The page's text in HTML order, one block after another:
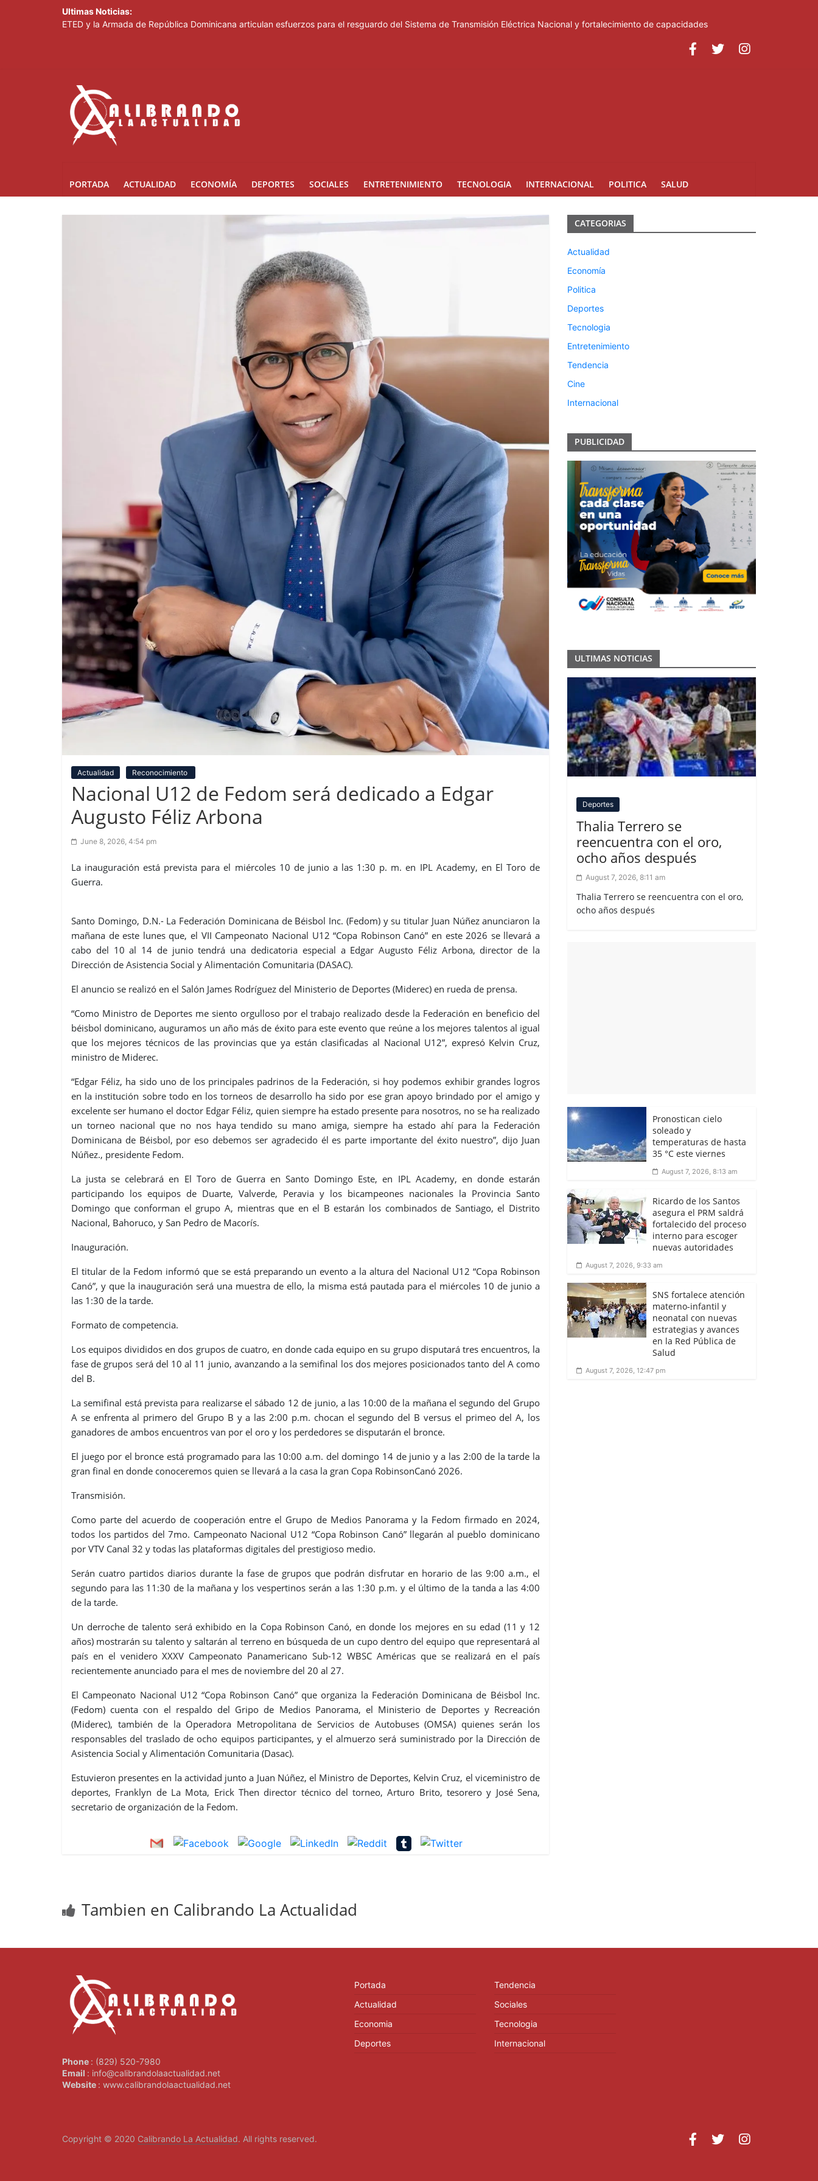
Ultimas Noticias:
ETED y la Armada de República Dominicana articulan esfuerzos para el resguardo del Sistema de Transmisión Eléctrica Nacional y fortalecimiento de capacidades
PORTADA ACTUALIDAD ECONOMÍA DEPORTES SOCIALES ENTRETENIMIENTO TECNOLOGIA INTERNACIONAL POLITICA SALUD
Actualidad Reconocimiento
Nacional U12 de Fedom será dedicado a Edgar
Augusto Féliz Arbona
June 8, 2026, 4:54 pm
La inauguración está prevista para el miércoles 10 de junio a las 1:30 p. m. en IPL Academy, en El Toro de
Guerra.
Santo Domingo, D.N.- La Federación Dominicana de Béisbol Inc. (Fedom) y su titular Juan Núñez anunciaron la
mañana de este lunes que, el VII Campeonato Nacional U12 “Copa Robinson Canó” en este 2026 se llevará a
cabo del 10 al 14 de junio tendrá una dedicatoria especial a Edgar Augusto Féliz Arbona, director de la
Dirección de Asistencia Social y Alimentación Comunitaria (DASAC).
El anuncio se realizó en el Salón James Rodríguez del Ministerio de Deportes (Miderec) en rueda de prensa.
“Como Ministro de Deportes me siento orgulloso por el trabajo realizado desde la Federación en beneficio del
béisbol dominicano, auguramos un año más de éxito para este evento que reúne a los mejores talentos al igual
que los mejores técnicos de las provincias que ya están clasificadas al Nacional U12”, expresó Kelvin Cruz,
ministro de Miderec.
“Edgar Féliz, ha sido uno de los principales padrinos de la Federación, si hoy podemos exhibir grandes logros
en la institución sobre todo en los torneos de desarrollo ha sido por ese gran apoyo brindado por el amigo y
excelente ser humano el doctor Edgar Féliz, quien siempre ha estado presente para nosotros, no se ha realizado
un torneo nacional que no nos haya tendido su mano amiga, siempre ha estado ahí para la Federación
Dominicana de Béisbol, por eso debemos ser agradecido él es parte importante del éxito nuestro”, dijo Juan
Núñez., presidente Fedom.
La justa se celebrará en El Toro de Guerra en Santo Domingo Este, en IPL Academy, en donde estarán
participando los equipos de Duarte, Valverde, Peravia y los bicampeones nacionales la Provincia Santo
Domingo que conforman el grupo A, mientras que en el B estarán los combinados de Santiago, el Distrito
Nacional, Bahoruco, y San Pedro de Macorís.
Inauguración.
El titular de la Fedom informó que se está preparando un evento a la altura del Nacional U12 “Copa Robinson
Canó”, y que la inauguración será una muestra de ello, la misma está pautada para el miércoles 10 de junio a
las 1:30 de la tarde.
Formato de competencia.
Los equipos divididos en dos grupos de cuatro, en donde cada equipo en su grupo disputará tres encuentros, la
fase de grupos será del 10 al 11 junio, avanzando a la semifinal los dos mejores posicionados tanto del A como
del B.
La semifinal está prevista para realizarse el sábado 12 de junio, a las 10:00 de la mañana el segundo del Grupo
A se enfrenta al primero del Grupo B y a las 2:00 p.m. chocan el segundo del B versus el primeo del A, los
ganadores de ambos encuentros van por el oro y los perdedores se disputarán el bronce.
El juego por el bronce está programado para las 10:00 a.m. del domingo 14 de junio y a las 2:00 de la tarde la
gran final en donde conoceremos quien se llevará a la casa la gran Copa RobinsonCanó 2026.
Transmisión.
Como parte del acuerdo de cooperación entre el Grupo de Medios Panorama y la Fedom firmado en 2024,
todos los partidos del 7mo. Campeonato Nacional U12 “Copa Robinson Canó” llegarán al pueblo dominicano
por VTV Canal 32 y todas las plataformas digitales del prestigioso medio.
Serán cuatro partidos diarios durante la fase de grupos que podrán disfrutar en horario de las 9:00 a.m., el
segundo para las 11:30 de la mañana y los vespertinos serán a las 1:30 p.m. y el último de la tanda a las 4:00
de la tarde.
Un derroche de talento será exhibido en la Copa Robinson Canó, en donde los mejores en su edad (11 y 12
años) mostrarán su talento y saltarán al terreno en búsqueda de un cupo dentro del equipo que representará al
país en el venidero XXXV Campeonato Panamericano Sub-12 WBSC Américas que se realizará en el país
recientemente anunciado para el mes de noviembre del 20 al 27.
El Campeonato Nacional U12 “Copa Robinson Canó” que organiza la Federación Dominicana de Béisbol Inc.
(Fedom) cuenta con el respaldo del Gripo de Medios Panorama, el Ministerio de Deportes y Recreación
(Miderec), también de la Operadora Metropolitana de Servicios de Autobuses (OMSA) quienes serán los
responsables del traslado de ocho equipos participantes, y el almuerzo será suministrado por la Dirección de
Asistencia Social y Alimentación Comunitaria (Dasac).
Estuvieron presentes en la actividad junto a Juan Núñez, el Ministro de Deportes, Kelvin Cruz, el viceministro de
deportes, Franklyn de La Mota, Erick Then director técnico del torneo, Arturo Brito, tesorero y José Sena,
secretario de organización de la Fedom.
Tambien en Calibrando La Actualidad
CATEGORIAS
Actualidad
Economía
Politica
Deportes
Tecnologia
Entretenimiento
Tendencia
Cine
Internacional
PUBLICIDAD
ULTIMAS NOTICIAS
Deportes
Thalia Terrero se
reencuentra con el oro,
ocho años después
August 7, 2026, 8:11 am
Thalia Terrero se reencuentra con el oro,
ocho años después
Pronostican cielo
soleado y
temperaturas de hasta
35 °C este viernes
August 7, 2026, 8:13 am
Ricardo de los Santos
asegura el PRM saldrá
fortalecido del proceso
interno para escoger
nuevas autoridades
August 7, 2026, 9:33 am
SNS fortalece atención
materno-infantil y
neonatal con nuevas
estrategias y avances
en la Red Pública de
Salud
August 7, 2026, 12:47 pm
Phone : (829) 520-7980
Email : info@calibrandolaactualidad.net
Website : www.calibrandolaactualidad.net
Portada
Actualidad
Economia
Deportes
Tendencia
Sociales
Tecnologia
Internacional
Copyright © 2020 Calibrando La Actualidad. All rights reserved.